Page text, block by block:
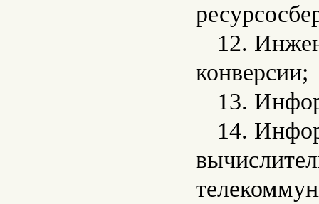
12.
конверсии;
13.
14.